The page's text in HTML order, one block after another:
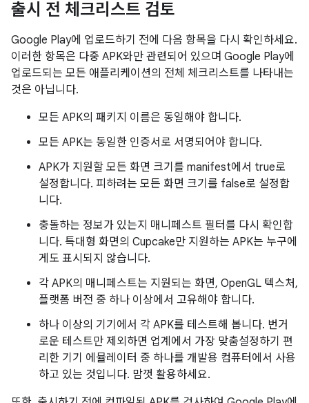
출시 전 체크리스트 검토
Google Play에 업로드하기 전에 다음 항목을 다시 확인하세요.
이러한 항목은 다중 APK와만 관련되어 있으며 Google Play에
업로드되는 모든 애플리케이션의 전체 체크리스트를 나타내는
것은 아닙니다.
모든 APK의 패키지 이름은 동일해야 합니다.
모든 APK는 동일한 인증서로 서명되어야 합니다.
APK가 지원할 모든 화면 크기를 manifest에서 true로
설정합니다. 피하려는 모든 화면 크기를 false로 설정합
니다.
충돌하는 정보가 있는지 매니페스트 필터를 다시 확인합
니다. 특대형 화면의 Cupcake만 지원하는 APK는 누구에
게도 표시되지 않습니다.
각 APK의 매니페스트는 지원되는 화면, OpenGL 텍스처,
플랫폼 버전 중 하나 이상에서 고유해야 합니다.
하나 이상의 기기에서 각 APK를 테스트해 봅니다. 번거
로운 테스트만 제외하면 업계에서 가장 맞춤설정하기 편
리한 기기 에뮬레이터 중 하나를 개발용 컴퓨터에서 사용
하고 있는 것입니다. 맘껏 활용하세요.